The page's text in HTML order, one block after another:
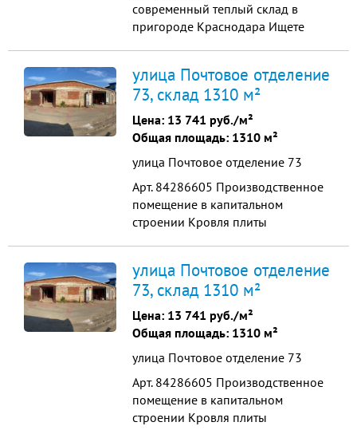
современный теплый склад в
пригороде Краснодара Ищете
отличное предложение для вас!
Продается склад площадью 1140
м², расположенный всего в 500
метрах от Ейского шоссе, в станице
на...
улица Почтовое отделение
73, склад 1310 м²
Цена: 13 741 руб./м²
Общая площадь: 1310 м²
улица Почтовое отделение 73
Арт. 84286605 Производственное
помещение в капитальном
строении Кровля плиты
используется как производство
мебели и межкомнатных дверей.
Удобное расположение для
производства. Высота потолков
2е ворот ...
улица Почтовое отделение
73, склад 1310 м²
Цена: 13 741 руб./м²
Общая площадь: 1310 м²
улица Почтовое отделение 73
Арт. 84286605 Производственное
помещение в капитальном
строении Кровля плиты